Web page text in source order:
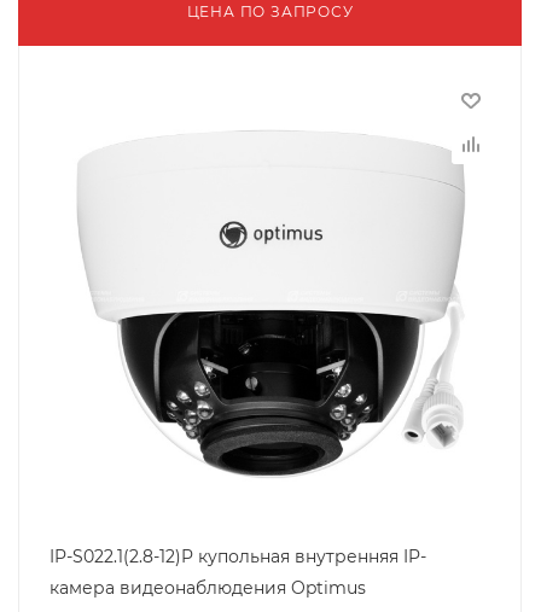
ЦЕНА ПО ЗАПРОСУ
IP-S022.1(2.8-12)P купольная внутренняя IP-
камера видеонаблюдения Optimus